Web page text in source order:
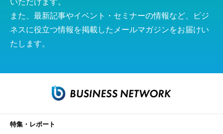
いただけます。
また、最新記事やイベント・セミナーの情報など、ビジ
ネスに役立つ情報を掲載したメールマガジンをお届けい
たします。
特集・レポート